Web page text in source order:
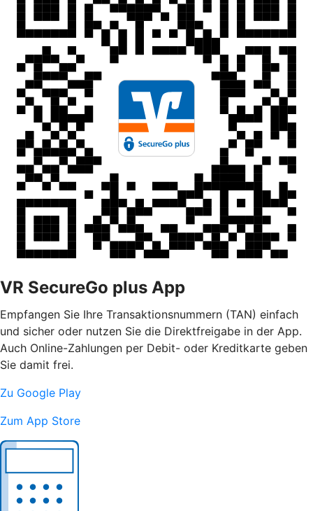
VR SecureGo plus App
Empfangen Sie Ihre Transaktionsnummern (TAN) einfach
und sicher oder nutzen Sie die Direktfreigabe in der App.
Auch Online-Zahlungen per Debit- oder Kreditkarte geben
Sie damit frei.
Zu Google Play
Zum App Store